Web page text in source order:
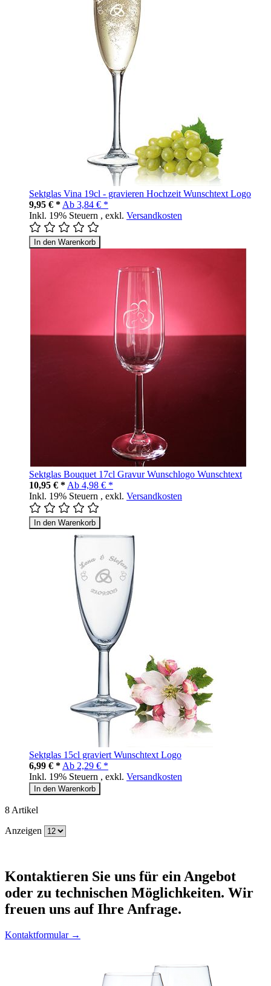
Sektglas Vina 19cl - gravieren Hochzeit Wunschtext Logo
9,95 € * Ab 3,84 € *
Inkl. 19% Steuern , exkl. Versandkosten
In den Warenkorb
Sektglas Bouquet 17cl Gravur Wunschlogo Wunschtext
10,95 € * Ab 4,98 € *
Inkl. 19% Steuern , exkl. Versandkosten
In den Warenkorb
Sektglas 15cl graviert Wunschtext Logo
6,99 € * Ab 2,29 € *
Inkl. 19% Steuern , exkl. Versandkosten
In den Warenkorb
8 Artikel
Anzeigen
Kontaktieren Sie uns für ein Angebot
oder zu technischen Möglichkeiten. Wir
freuen uns auf Ihre Anfrage.
Kontaktformular →